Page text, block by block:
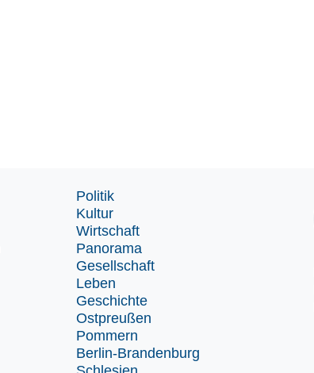
Politik
Kultur
Wirtschaft
Panorama
Gesellschaft
Leben
Geschichte
Ostpreußen
Pommern
Berlin-Brandenburg